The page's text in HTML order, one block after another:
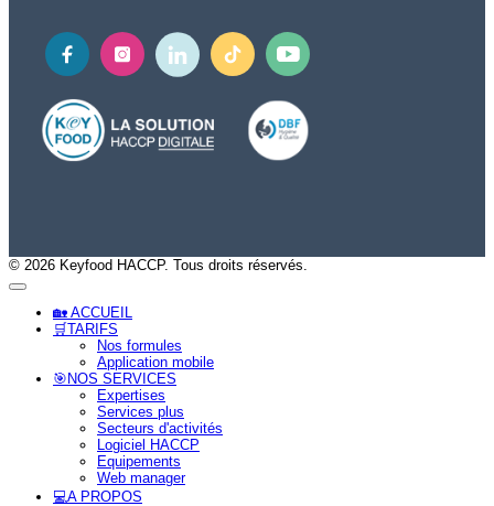
© 2026 Keyfood HACCP. Tous droits réservés.
🏡 ACCUEIL
🛒TARIFS
Nos formules
Application mobile
🎯NOS SERVICES
Expertises
Services plus
Secteurs d'activités
Logiciel HACCP
Equipements
Web manager
💻A PROPOS